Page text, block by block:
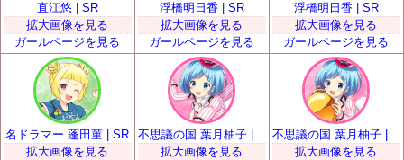
直江悠 | SR
拡大画像を見る
ガールページを見る
浮橋明日香 | SR
拡大画像を見る
ガールページを見る
浮橋明日香 | SR
拡大画像を見る
ガールページを見る
名ドラマー 蓬田菫 | SR
拡大画像を見る
不思議の国 葉月柚子 | SR
拡大画像を見る
不思議の国 葉月柚子 | SR
拡大画像を見る